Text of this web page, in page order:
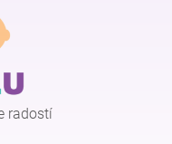
radostí